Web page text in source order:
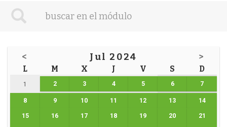
< Jul 2024 >
L M X J V S D
1 2 3 4 5 6 7
8 9 10 11 12 13 14
15 16 17 18 19 20 21